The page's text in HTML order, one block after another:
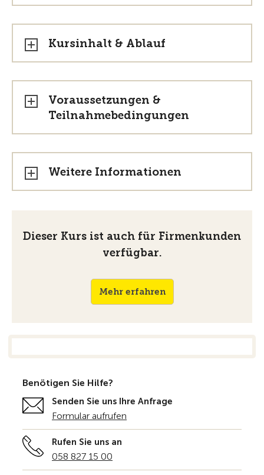
Kursinhalt & Ablauf
Voraussetzungen &
Teilnahmebedingungen
Weitere Informationen
Dieser Kurs ist auch für Firmenkunden
verfügbar.
Mehr erfahren
Benötigen Sie Hilfe?
Senden Sie uns Ihre Anfrage
Formular aufrufen
Rufen Sie uns an
058 827 15 00